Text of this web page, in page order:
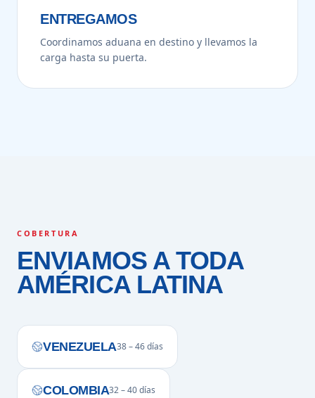
ENTREGAMOS
Coordinamos aduana en destino y llevamos la
carga hasta su puerta.
COBERTURA
ENVIAMOS A TODA
AMÉRICA LATINA
VENEZUELA38 – 46 días
COLOMBIA32 – 40 días